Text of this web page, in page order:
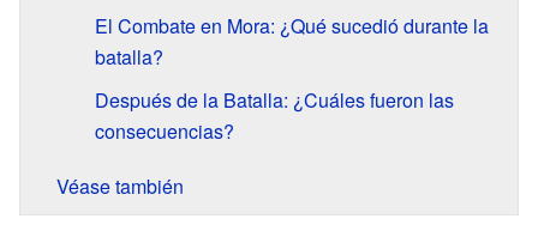
El Combate en Mora: ¿Qué sucedió durante la
batalla?
Después de la Batalla: ¿Cuáles fueron las
consecuencias?
Véase también